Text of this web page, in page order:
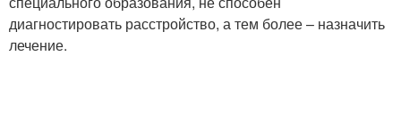
диагностировать расстройство, а тем более – назначить
лечение.